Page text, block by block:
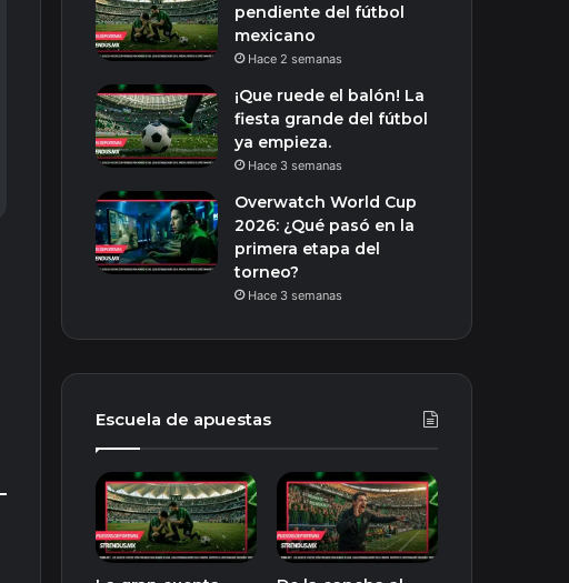
pendiente del fútbol
mexicano
Hace 2 semanas
¡Que ruede el balón! La
fiesta grande del fútbol
ya empieza.
Hace 3 semanas
Overwatch World Cup
2026: ¿Qué pasó en la
primera etapa del
torneo?
Hace 3 semanas
Escuela de apuestas